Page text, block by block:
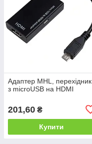
Адаптер MHL, перехідник
з microUSB на HDMI
201,60 ₴
Купити